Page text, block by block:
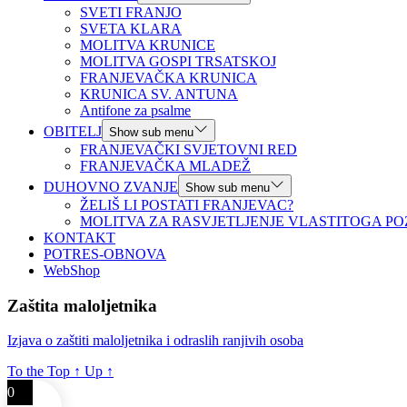
SVETI FRANJO
SVETA KLARA
MOLITVA KRUNICE
MOLITVA GOSPI TRSATSKOJ
FRANJEVAČKA KRUNICA
KRUNICA SV. ANTUNA
Antifone za psalme
OBITELJ Show sub menu
FRANJEVAČKI SVJETOVNI RED
FRANJEVAČKA MLADEŽ
DUHOVNO ZVANJE Show sub menu
ŽELIŠ LI POSTATI FRANJEVAC?
MOLITVA ZA RASVJETLJENJE VLASTITOGA
KONTAKT
POTRES-OBNOVA
WebShop
Zaštita maloljetnika
Izjava o zaštiti maloljetnika i odraslih ranjivih osoba
To the Top ↑ Up ↑
0